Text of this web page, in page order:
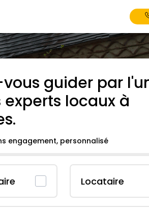
guider par
experts locaux à
.
engagement, personnalisé
Locataire